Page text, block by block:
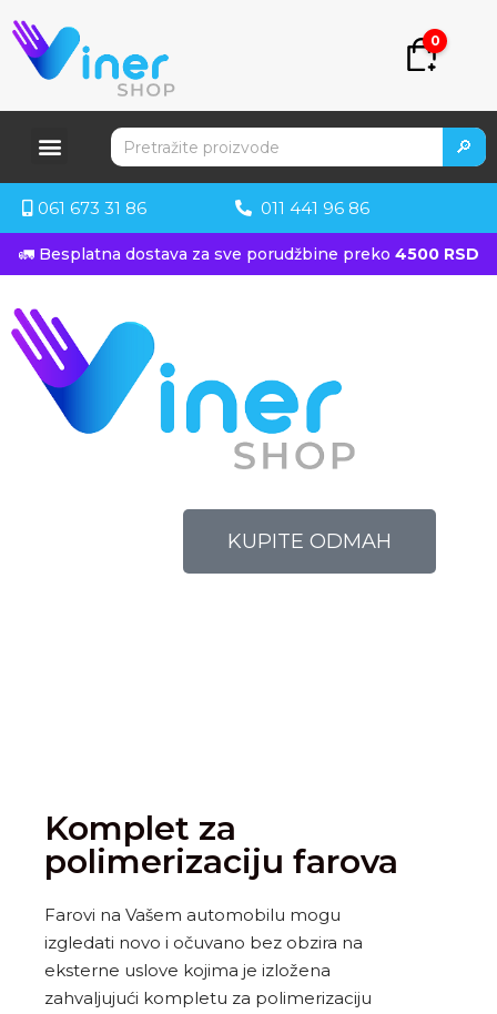
0
🔎
061 673 31 86 011 441 96 86
🚛 Besplatna dostava za sve porudžbine preko 4500 RSD
KUPITE ODMAH
Komplet za
polimerizaciju farova
Farovi na Vašem automobilu mogu
izgledati novo i očuvano bez obzira na
eksterne uslove kojima je izložena
zahvaljujući kompletu za polimerizaciju